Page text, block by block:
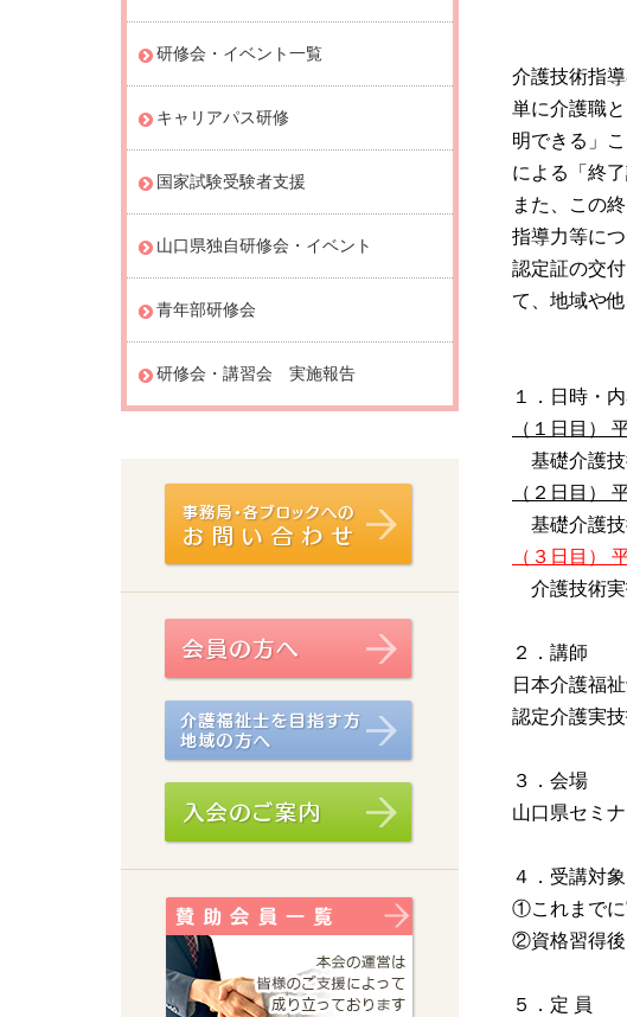
介護技術指
単に介護職
明できる」
による「終
また、この
指導力等に
認定証の交
て、地域や
１．日時・
（１日目）
基礎介護技
（２日目）
基礎介護技
（３日目）
介護技術実
２．講師
日本介護福
認定介護実
３．会場
山口県セミ
４．受講対象
①これまでに
②資格習得後
５．定 員
研修会・イベント一覧
キャリアパス研修
国家試験受験者支援
山口県独自研修会・イベント
青年部研修会
研修会・講習会 実施報告